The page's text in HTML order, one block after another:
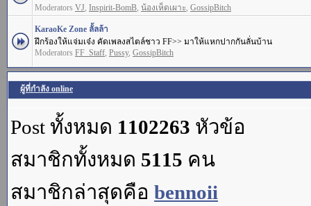
Moderators VJ, Inspirit-BomB, น้องเห็ดเผาะ, GossipBitch
KaraoKe Zone ลั้ลล้า
ฝึกร้องให้แจ่มเจ๋ง คัดเพลงสไตล์ชาว FF>> มาให้แหกปากกันลั่นบ้าน
Moderators FF_Staff, Pussy, GossipBitch
ผู้ที่กำลัง online
Post ทั้งหมด 1102263 หัวข้อ
สมาชิกทั้งหมด 5115 คน
สมาชิกล่าสุดคือ bennoii